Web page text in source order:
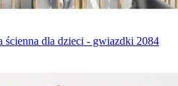
ścienna dla dzieci - gwiazdki 2084